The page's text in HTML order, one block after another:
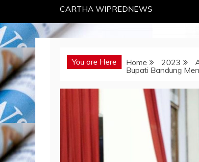
CARTHA WIPREDNEWS
You are Here Home 2023
Bupati Bandung